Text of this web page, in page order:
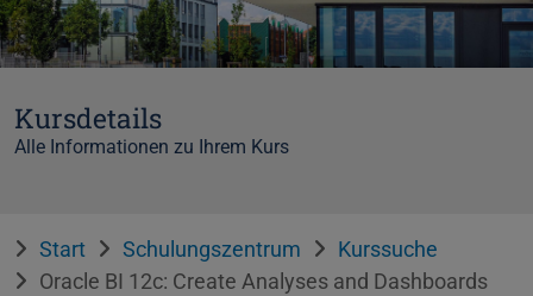
Kursdetails
Alle Informationen zu Ihrem Kurs
Start Schulungszentrum
Kurssuche
Oracle BI 12c: Create Analyses and Dashboards